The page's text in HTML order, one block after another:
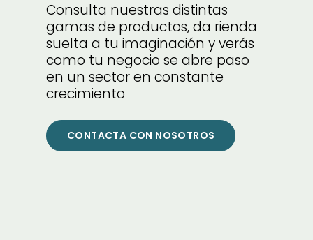
Consulta nuestras distintas
gamas de productos, da rienda
suelta a tu imaginación y verás
como tu negocio se abre paso
en un sector en constante
crecimiento
CONTACTA CON NOSOTROS